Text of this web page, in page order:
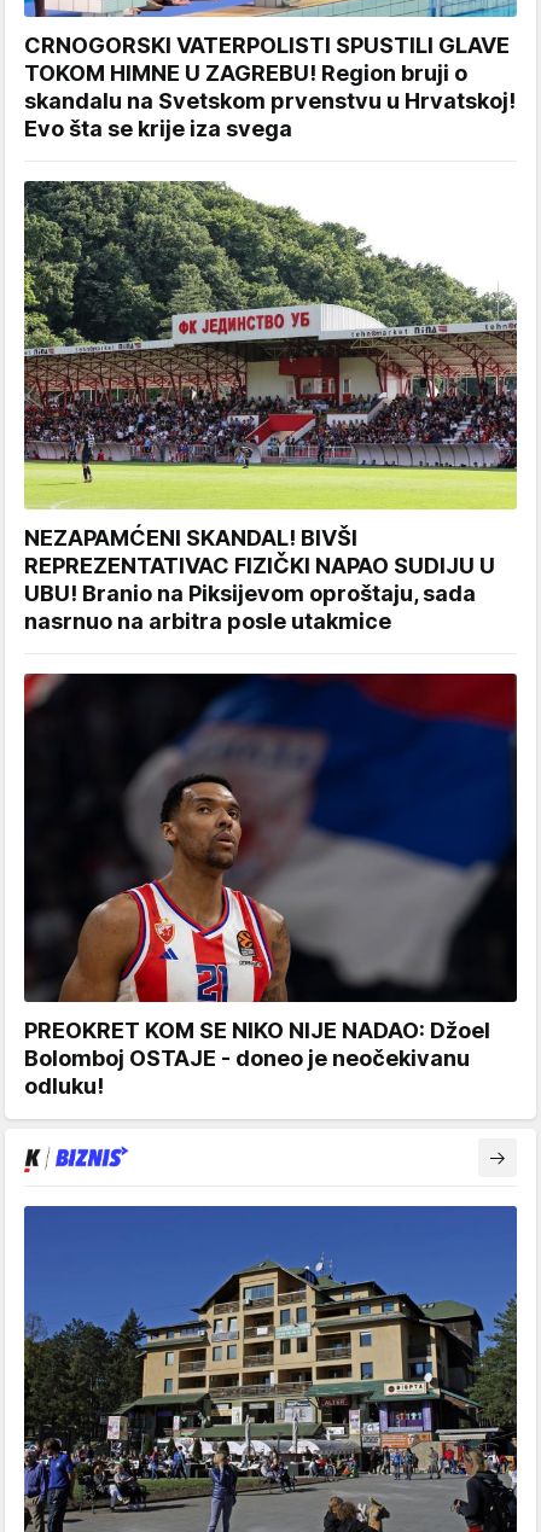
CRNOGORSKI VATERPOLISTI SPUSTILI GLAVE
TOKOM HIMNE U ZAGREBU! Region bruji o
skandalu na Svetskom prvenstvu u Hrvatskoj!
Evo šta se krije iza svega
NEZAPAMĆENI SKANDAL! BIVŠI
REPREZENTATIVAC FIZIČKI NAPAO SUDIJU U
UBU! Branio na Piksijevom oproštaju, sada
nasrnuo na arbitra posle utakmice
PREOKRET KOM SE NIKO NIJE NADAO: Džoel
Bolomboj OSTAJE - doneo je neočekivanu
odluku!